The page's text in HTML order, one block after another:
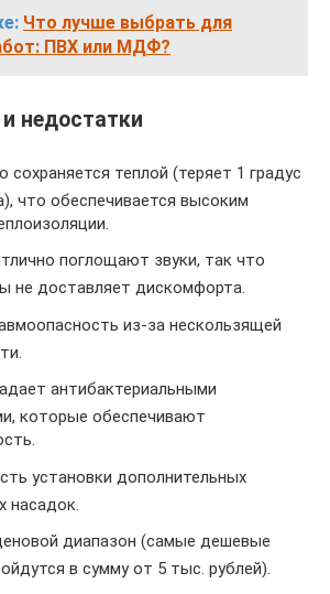
Что лучше выбрать для
ПВХ или МДФ?
недостатки
сохраняется теплой (теряет 1 градус
что обеспечивается высоким
поглощают звуки, так что
не доставляет дискомфорта.
из-за нескользящей
антибактериальными
которые обеспечивают
установки дополнительных
насадок.
диапазон (самые дешевые
в сумму от 5 тыс. рублей).